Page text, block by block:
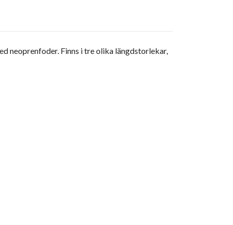
neoprenfoder. Finns i tre olika längdstorlekar,